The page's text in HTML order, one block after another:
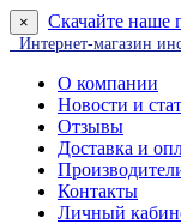
× Скачайте наше
Интернет-магазин
О компании
Новости и
Отзывы
Доставка и
Контакты
Личный